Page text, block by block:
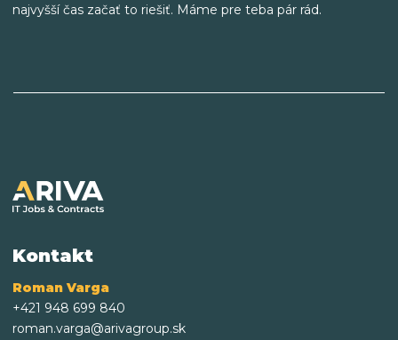
najvyšší čas začať to riešiť. Máme pre teba pár rád.
Kontakt
Roman Varga
+421 948 699 840
roman.varga@arivagroup.sk